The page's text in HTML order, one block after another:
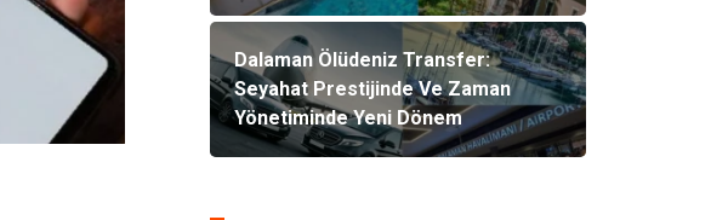
Dalaman Ölüdeniz Transfer:
Seyahat Prestijinde Ve Zaman
Yönetiminde Yeni Dönem